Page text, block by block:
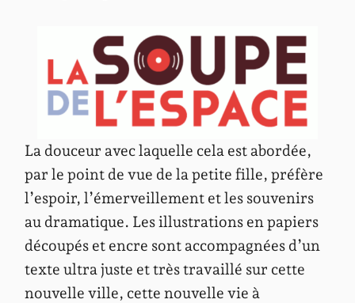
La douceur avec laquelle cela est abordée,
par le point de vue de la petite fille, préfère
l’espoir, l’émerveillement et les souvenirs
au dramatique. Les illustrations en papiers
découpés et encre sont accompagnées d’un
texte ultra juste et très travaillé sur cette
nouvelle ville, cette nouvelle vie à